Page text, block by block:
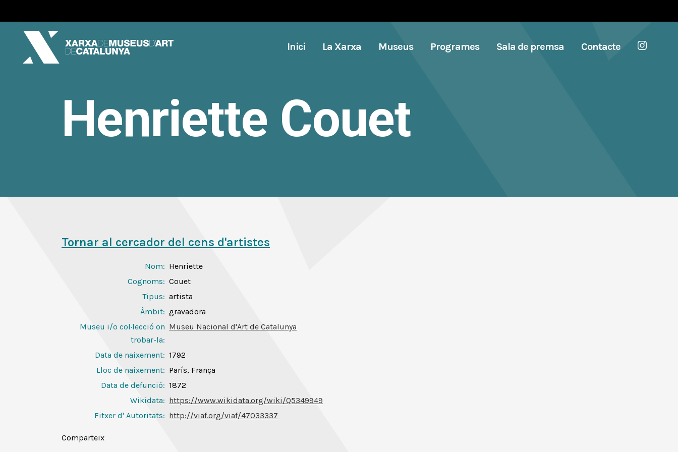
Inici La Xarxa Museus Programes Sala de premsa Contacte
Henriette Couet
Tornar al cercador del cens d'artistes
Nom: Henriette
Cognoms: Couet
Tipus: artista
Àmbit: gravadora
Museu i/o col·lecció on
trobar-la:
Museu Nacional d'Art de Catalunya
Data de naixement: 1792
Lloc de naixement: París, França
Data de defunció: 1872
Wikidata: https://www.wikidata.org/wiki/Q5349949
Fitxer d' Autoritats: http://viaf.org/viaf/47033337
Comparteix